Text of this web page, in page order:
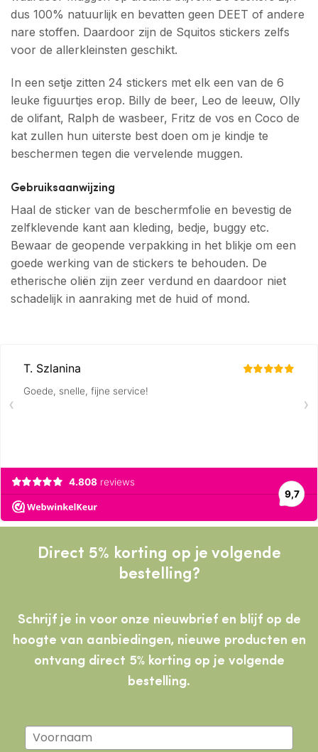
dus 100% natuurlijk en bevatten geen DEET of andere
nare stoffen. Daardoor zijn de Squitos stickers zelfs
voor de allerkleinsten geschikt.
In een setje zitten 24 stickers met elk een van de 6
leuke figuurtjes erop. Billy de beer, Leo de leeuw, Olly
de olifant, Ralph de wasbeer, Fritz de vos en Coco de
kat zullen hun uiterste best doen om je kindje te
beschermen tegen die vervelende muggen.
Gebruiksaanwijzing
Haal de sticker van de beschermfolie en bevestig de
zelfklevende kant aan kleding, bedje, buggy etc.
Bewaar de geopende verpakking in het blikje om een
goede werking van de stickers te behouden. De
etherische oliën zijn zeer verdund en daardoor niet
schadelijk in aanraking met de huid of mond.
Direct 5% korting op je volgende
bestelling?
Schrijf je in voor onze nieuwbrief en blijf op de
hoogte van aanbiedingen, nieuwe producten en
ontvang direct 5% korting op je volgende
bestelling.